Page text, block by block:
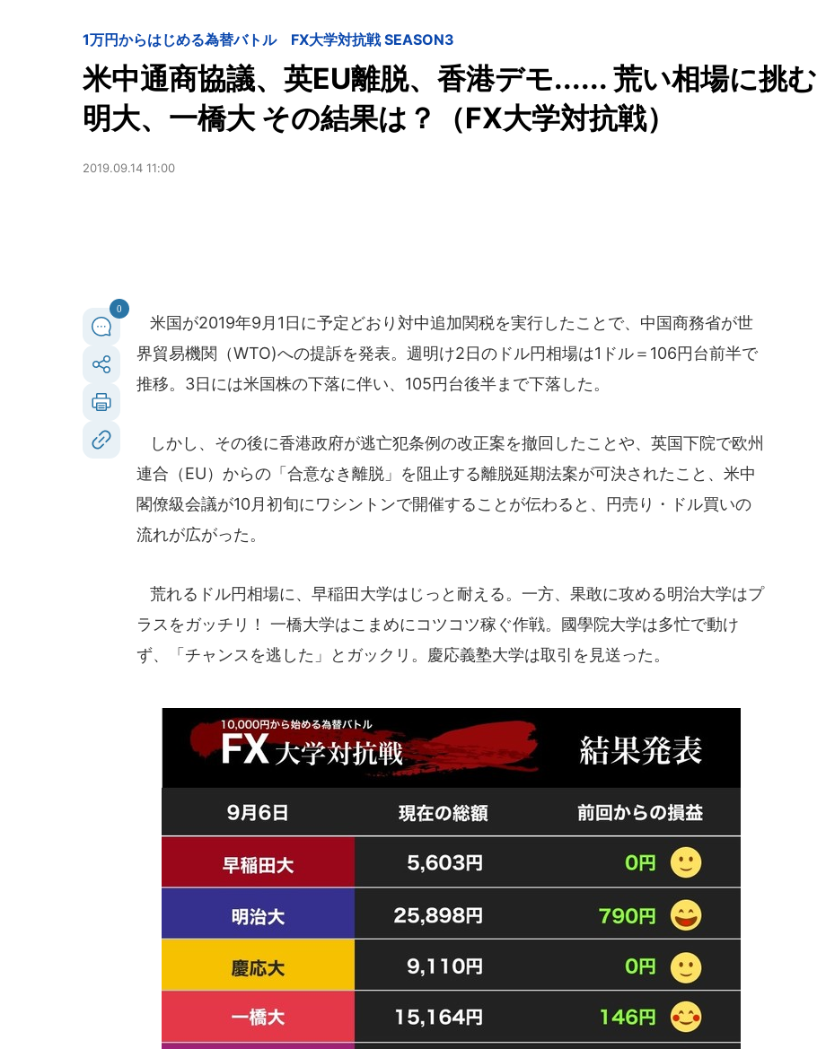
1万円からはじめる為替バトル FX大学対抗戦 SEASON3
米中通商協議、英EU離脱、香港デモ...... 荒い相場に挑む
明大、一橋大 その結果は？（FX大学対抗戦）
2019.09.14 11:00
0
米国が2019年9月1日に予定どおり対中追加関税を実行したことで、中国商務省が世
界貿易機関（WTO)への提訴を発表。週明け2日のドル円相場は1ドル＝106円台前半で
推移。3日には米国株の下落に伴い、105円台後半まで下落した。
しかし、その後に香港政府が逃亡犯条例の改正案を撤回したことや、英国下院で欧州
連合（EU）からの「合意なき離脱」を阻止する離脱延期法案が可決されたこと、米中
閣僚級会議が10月初旬にワシントンで開催することが伝わると、円売り・ドル買いの
流れが広がった。
荒れるドル円相場に、早稲田大学はじっと耐える。一方、果敢に攻める明治大学はプ
ラスをガッチリ！ 一橋大学はこまめにコツコツ稼ぐ作戦。國學院大学は多忙で動け
ず、「チャンスを逃した」とガックリ。慶応義塾大学は取引を見送った。